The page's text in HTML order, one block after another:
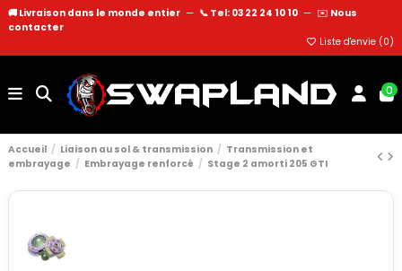
🚚 Livraison dans le monde entier — 📞 Tel: 03 22 24 10 10 — ✉️ Nous
contacter
Liste d'envie (0)
0
Accueil Liaison au sol & transmission
Transmission et
embrayage
Embrayage renforcé Stage 2 amorti 205 GTI